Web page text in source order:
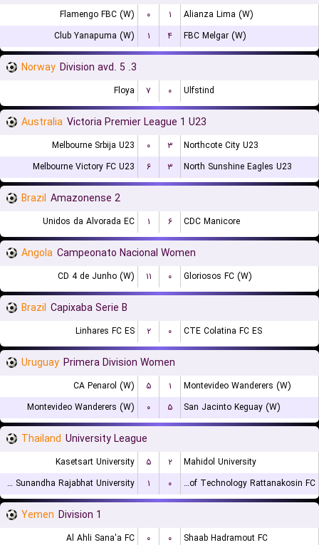
Flamengo FBC (W) ۰ ۱
Alianza Lima (W)
Club Yanapuma (W)
۱ ۴ FBC Melgar (W)
Norway 3. Division avd. 5
Floya ۷ ۰ Ulfstind
Australia Victoria Premier League 1 U23
Melbourne Srbija U23 ۰ ۳
Northcote City U23
Melbourne Victory FC U23
۶ ۳ North Sunshine Eagles U23
Brazil Amazonense 2
Unidos da Alvorada EC ۱ ۶ CDC Manicore
Angola Campeonato Nacional Women
CD 4 de Junho (W) ۱۱ ۰ Gloriosos FC (W)
Brazil Capixaba Serie B
Linhares FC ES ۲ ۰ CTE Colatina FC ES
Uruguay Primera Division Women
CA Penarol (W) ۵ ۱
Montevideo Wanderers (W)
Montevideo Wanderers (W)
۰ ۵ San Jacinto Keguay (W)
Thailand University League
Kasetsart University ۵ ۲
Mahidol University
Suan Sunandha Rajabhat University
۱ ۰ Rajamangala University of Technology Rattanakosin FC
Yemen Division 1
Al Ahli Sana'a FC ۰ ۰ Shaab Hadramout FC